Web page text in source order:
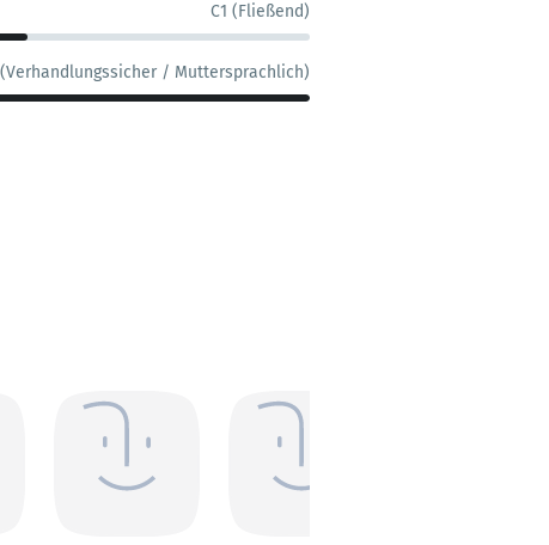
C1 (Fließend)
(Verhandlungssicher / Muttersprachlich)